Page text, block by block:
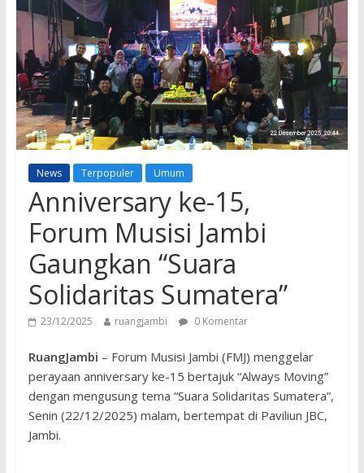
News Terpopuler Umum
Anniversary ke-15,
Forum Musisi Jambi
Gaungkan “Suara
Solidaritas Sumatera”
23/12/2025 ruangjambi 0 Komentar
RuangJambi – Forum Musisi Jambi (FMJ) menggelar
perayaan anniversary ke-15 bertajuk “Always Moving”
dengan mengusung tema “Suara Solidaritas Sumatera”,
Senin (22/12/2025) malam, bertempat di Paviliun JBC,
Jambi.